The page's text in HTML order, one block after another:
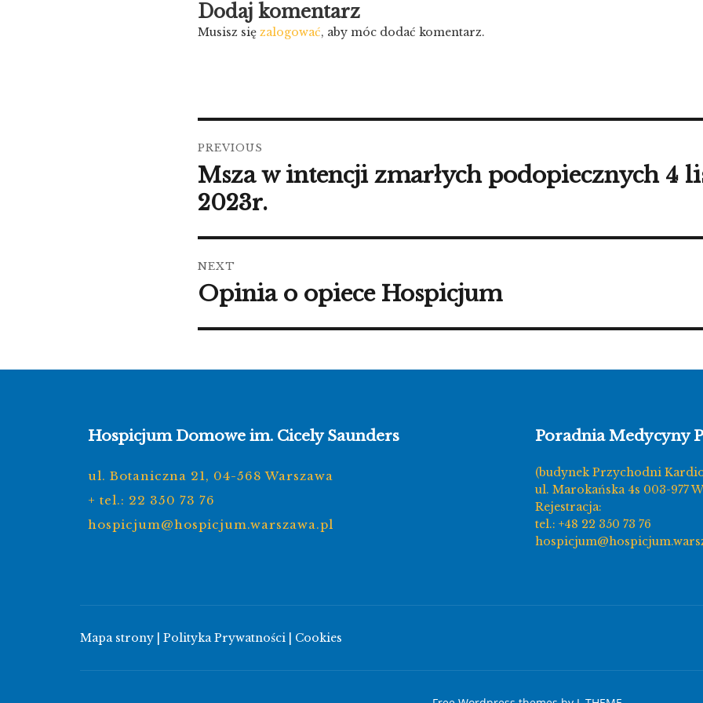
Dodaj komentarz
Musisz się zalogować, aby móc dodać komentarz.
wpisu
PREVIOUS
Previous
post:
Msza w intencji zmarłych podopiecznych 4
2023r.
NEXT
Next
post:
Opinia o opiece Hospicjum
Hospicjum Domowe im. Cicely Saunders
ul. Botaniczna 21, 04-568 Warszawa
+ tel.: 22 350 73 76
hospicjum@hospicjum.warszawa.pl
Poradnia Medycyny
(budynek Przychodni
ul. Marokańska 4s 003-977
Rejestracja:
tel.: +48 22 350 73 76
Mapa strony Polityka Prywatności Cookies